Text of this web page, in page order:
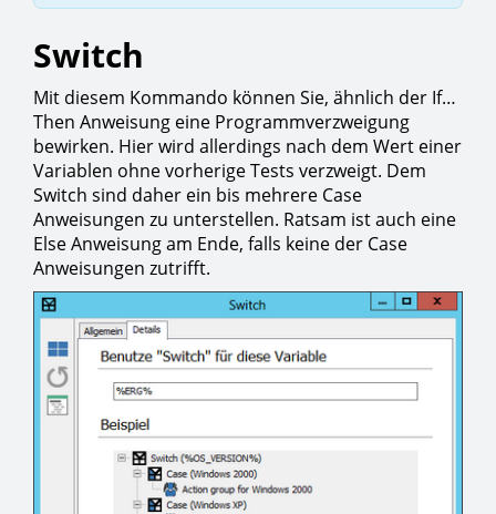
Switch
Mit diesem Kommando können Sie, ähnlich der If…
Then Anweisung eine Programmverzweigung
bewirken. Hier wird allerdings nach dem Wert einer
Variablen ohne vorherige Tests verzweigt. Dem
Switch sind daher ein bis mehrere Case
Anweisungen zu unterstellen. Ratsam ist auch eine
Else Anweisung am Ende, falls keine der Case
Anweisungen zutrifft.